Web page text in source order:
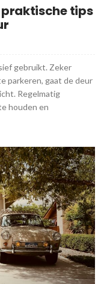
tips
gebruikt. Zeker
parkeren, gaat de deur
Regelmatig
houden en